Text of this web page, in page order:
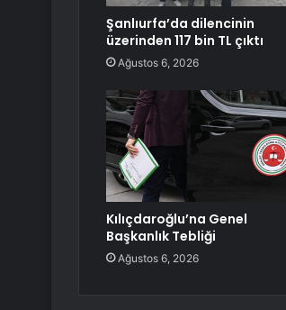
Şanlıurfa’da dilencinin
üzerinden 117 bin TL çıktı
Ağustos 6, 2026
Kılıçdaroğlu’na Genel
Başkanlık Tebliği
Ağustos 6, 2026